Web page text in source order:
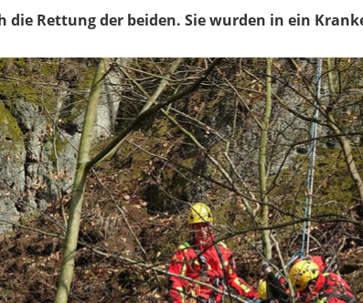
die Rettung der beiden. Sie wurden in ein